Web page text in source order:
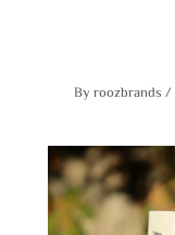
/ By
roozbrands